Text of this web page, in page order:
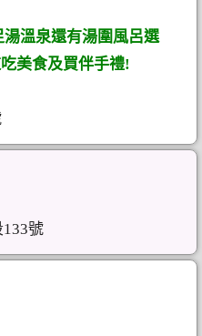
湯溫泉還有湯圍風呂選
美食及買伴手禮!
號